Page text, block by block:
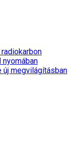
megvilágításban